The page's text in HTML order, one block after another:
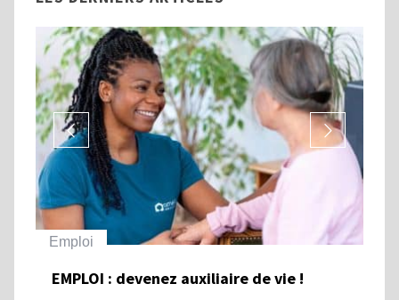
Emploi
EMPLOI : devenez auxiliaire de vie !